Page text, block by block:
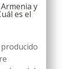
y
es el